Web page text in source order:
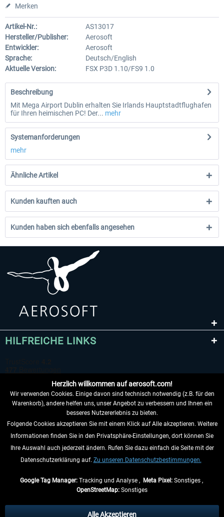
Merken
Artikel-Nr.:
AS13017
Hersteller/Publisher:
Aerosoft
Entwickler:
Aerosoft
Sprache:
Deutsch/English
Aktuelle Version:
FSX P3D 1.10/FS9 1.0
Beschreibung
Mit Mega Airport Dublin erhalten Sie Irlands Hauptstadtflughafen
für Ihren heimischen PC! Der... mehr
Systemanforderungen
mehr
Ähnliche Artikel
Kunden kauften auch
Kunden haben sich ebenfalls angesehen
HILFREICHE LINKS
VERTRAG WIDERRUFEN
INFORMATIONEN
anders beschrieben.
Herzlich willkommen auf aerosoft.com!
Wir verwenden Cookies. Einige davon sind technisch notwendig (z.B. für den
Warenkorb), andere helfen uns, unser Angebot zu verbessern und Ihnen ein
besseres Nutzererlebnis zu bieten.
Folgende Cookies akzeptieren Sie mit einem Klick auf Alle akzeptieren. Weitere
Informationen finden Sie in den Privatsphäre-Einstellungen, dort können Sie
Ihre Auswahl auch jederzeit ändern. Rufen Sie dazu einfach die Seite mit der
Datenschutzerklärung auf. Zu unseren Datenschutzbestimmungen.
Google Tag Manager:Tracking und Analyse , Meta Pixel:Sonstiges ,
OpenStreetMap: Sonstiges
Alle Akzeptieren